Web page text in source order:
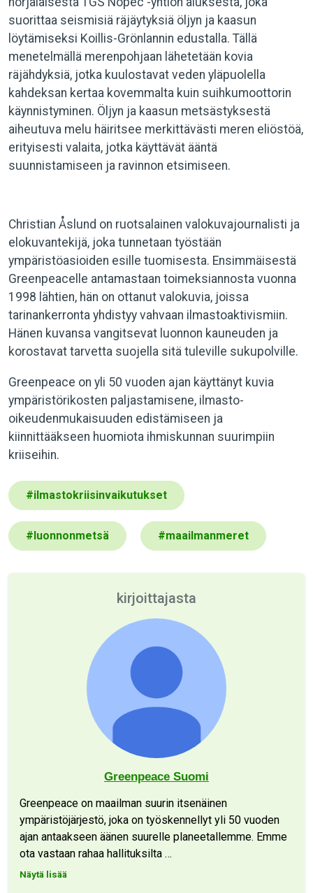
suorittaa seismisiä räjäytyksiä öljyn ja kaasun
löytämiseksi Koillis-Grönlannin edustalla. Tällä
menetelmällä merenpohjaan lähetetään kovia
räjähdyksiä, jotka kuulostavat veden yläpuolella
kahdeksan kertaa kovemmalta kuin suihkumoottorin
käynnistyminen. Öljyn ja kaasun metsästyksestä
aiheutuva melu häiritsee merkittävästi meren eliöstöä,
erityisesti valaita, jotka käyttävät ääntä
suunnistamiseen ja ravinnon etsimiseen.
Christian Åslund on ruotsalainen valokuvajournalisti ja
elokuvantekijä, joka tunnetaan työstään
ympäristöasioiden esille tuomisesta. Ensimmäisestä
Greenpeacelle antamastaan toimeksiannosta vuonna
1998 lähtien, hän on ottanut valokuvia, joissa
tarinankerronta yhdistyy vahvaan ilmastoaktivismiin.
Hänen kuvansa vangitsevat luonnon kauneuden ja
korostavat tarvetta suojella sitä tuleville sukupolville.
Greenpeace on yli 50 vuoden ajan käyttänyt kuvia
ympäristörikosten paljastamisene, ilmasto-
oikeudenmukaisuuden edistämiseen ja
kiinnittääkseen huomiota ihmiskunnan suurimpiin
kriiseihin.
#ilmastokriisinvaikutukset
#luonnonmetsä #maailmanmeret
kirjoittajasta
Greenpeace Suomi
Greenpeace on maailman suurin itsenäinen
ympäristöjärjestö, joka on työskennellyt yli 50 vuoden
ajan antaakseen äänen suurelle planeetallemme. Emme
ota vastaan rahaa hallituksilta …
Näytä lisää